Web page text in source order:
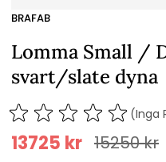
BRAFAB
Lomma Small /
svart/slate dyna
(Inga
15250kr
13725 kr